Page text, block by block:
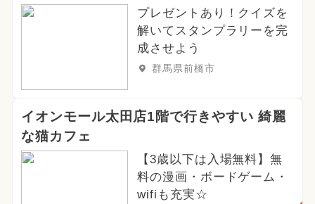
プレゼントあり！クイズを
解いてスタンプラリーを完
成させよう
群馬県前橋市
イオンモール太田店1階で行きやすい 綺麗
な猫カフェ
【3歳以下は入場無料】無
料の漫画・ボードゲーム・
wifiも充実☆